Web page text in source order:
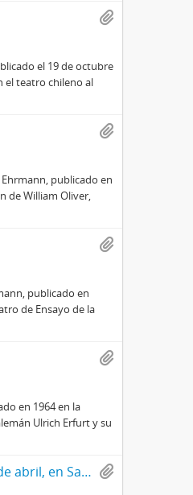
el 19 de octubre
el teatro chileno al
publicado en
de William Oliver,
publicado en
de Ensayo de la
en 1964 en la
Ulrich Erfurt y su
1er encuentro latinoamericano de cristianos por el socialismo, 23-30 de abril, en Santiago, Chile